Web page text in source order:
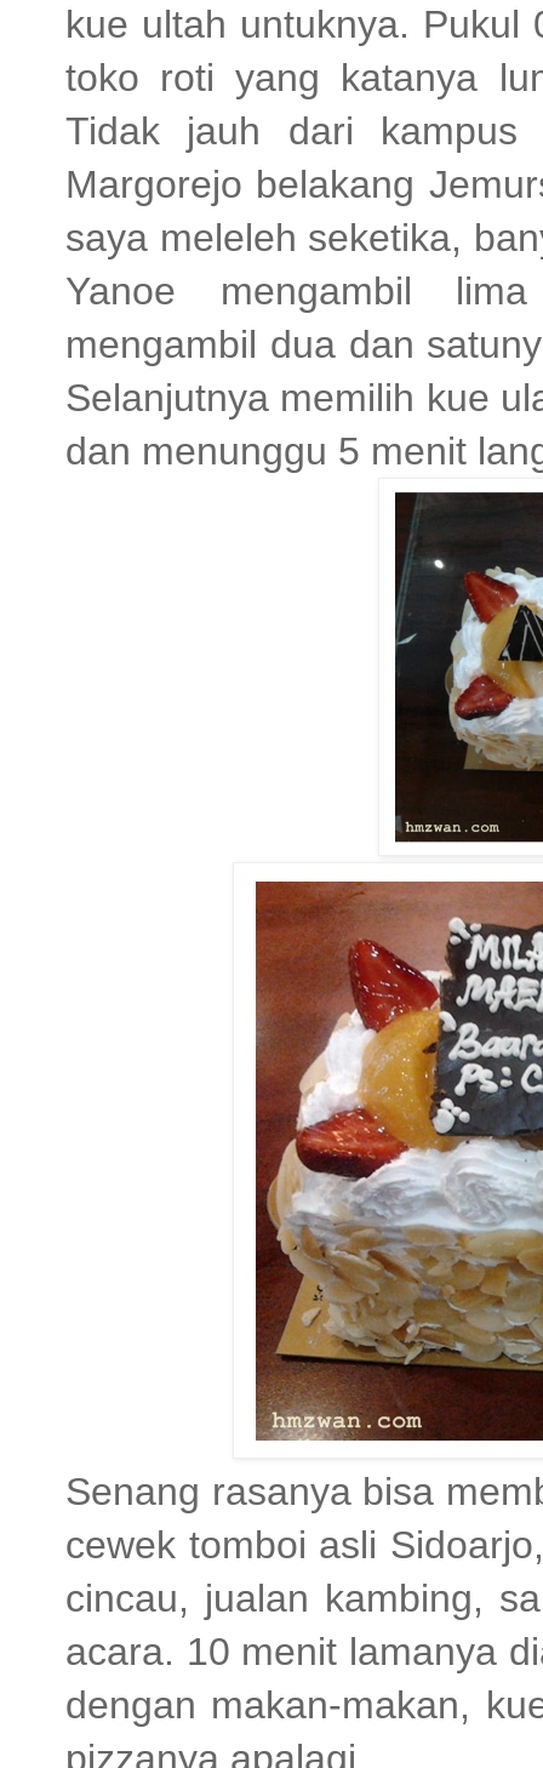
kue ultah untuknya. Pukul
toko roti yang katanya
Tidak jauh dari
Margorejo belakang
saya meleleh seketika,
Yanoe mengambil
mengambil dua dan
Selanjutnya memilih kue
dan menunggu 5 menit
Senang rasanya bisa
cewek tomboi asli
cincau, jualan kambing,
acara. 10 menit lamanya
dengan makan-makan,
pizzanya apalagi.